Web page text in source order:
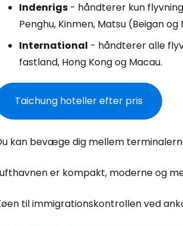
Indenrigs - håndterer kun
Penghu, Kinmen, Matsu (Beigan og
International - håndterer alle
fastland, Hong Kong og Macau.
Taichung hoteller efter pris
kan bevæge dig mellem
er kompakt, moderne og
til immigrationskontrollen ved